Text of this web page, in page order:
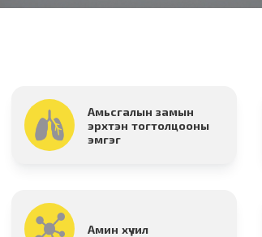
Амьсгалын замын
эрхтэн тогтолцооны
эмгэг
Амин хүчил